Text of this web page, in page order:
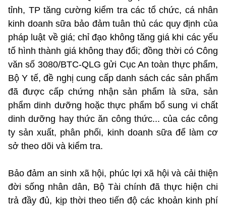
tỉnh, TP tăng cường kiểm tra các tổ chức, cá nhân
kinh doanh sữa bảo đảm tuân thủ các quy định của
pháp luật về giá; chỉ đạo không tăng giá khi các yếu
tố hình thành giá không thay đổi; đồng thời có Công
văn số 3080/BTC-QLG gửi Cục An toàn thực phẩm,
Bộ Y tế, đề nghị cung cấp danh sách các sản phẩm
đã được cấp chứng nhận sản phẩm là sữa, sản
phẩm dinh dưỡng hoặc thực phẩm bổ sung vi chất
dinh dưỡng hay thức ăn công thức... của các công
ty sản xuất, phân phối, kinh doanh sữa để làm cơ
sở theo dõi và kiểm tra.
Bảo đảm an sinh xã hội, phúc lợi xã hội và cải thiện
đời sống nhân dân, Bộ Tài chính đã thực hiện chi
trả đầy đủ, kịp thời theo tiến độ các khoản kinh phí